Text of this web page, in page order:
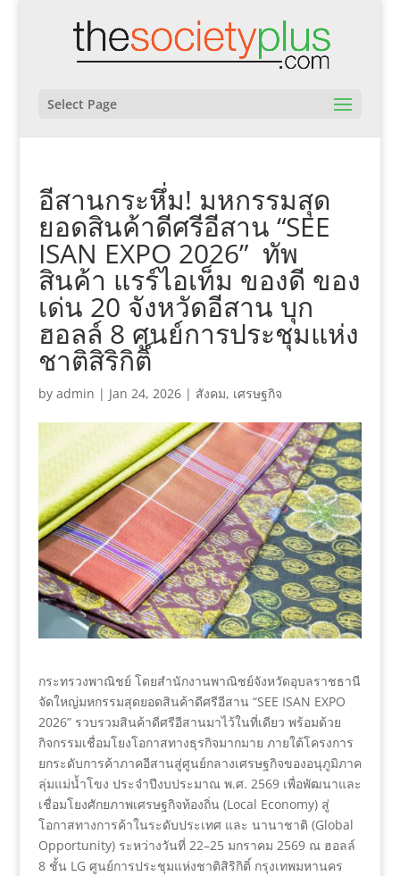
Select Page
อีสานกระหึ่ม! มหกรรมสุด
ยอดสินค้าดีศรีอีสาน “SEE
ISAN EXPO 2026” ทัพ
สินค้า แรร์ไอเท็ม ของดี ของ
เด่น 20 จังหวัดอีสาน บุก
ฮอลล์ 8 ศูนย์การประชุมแห่ง
ชาติสิริกิติ์
by admin | Jan 24, 2026| สังคม, เศรษฐกิจ
กระทรวงพาณิชย์ โดยสำนักงานพาณิชย์จังหวัดอุบลราชธานี
จัดใหญ่มหกรรมสุดยอดสินค้าดีศรีอีสาน “SEE ISAN EXPO
2026” รวบรวมสินค้าดีศรีอีสานมาไว้ในที่เดียว พร้อมด้วย
กิจกรรมเชื่อมโยงโอกาสทางธุรกิจมากมาย ภายใต้โครงการ
ยกระดับการค้าภาคอีสานสู่ศูนย์กลางเศรษฐกิจของอนุภูมิภาค
ลุ่มแม่น้ำโขง ประจำปีงบประมาณ พ.ศ. 2569 เพื่อพัฒนาและ
เชื่อมโยงศักยภาพเศรษฐกิจท้องถิ่น (Local Economy) สู่
โอกาสทางการค้าในระดับประเทศ และ นานาชาติ (Global
Opportunity) ระหว่างวันที่ 22–25 มกราคม 2569 ณ ฮอลล์
8 ชั้น LG ศูนย์การประชุมแห่งชาติสิริกิติ์ กรุงเทพมหานคร